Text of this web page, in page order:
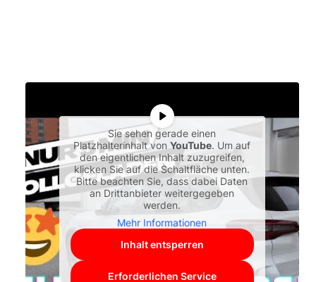
Sie sehen gerade einen
Platzhalterinhalt vonYouTube. Um auf
den eigentlichen Inhalt zuzugreifen,
klicken Sie auf die Schaltfläche unten.
Bitte beachten Sie, dass dabei Daten
an Drittanbieter weitergegeben
werden.
Mehr Informationen
Inhalt entsperren
Erforderlichen Service